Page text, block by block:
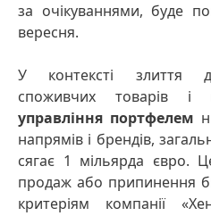
за очікуваннями, буде
вересня.
У контексті злиття
споживчих товарів
управління портфелем
напрямів і брендів,
сягає 1 мільярда євро.
продаж або припинення
критеріям компанії